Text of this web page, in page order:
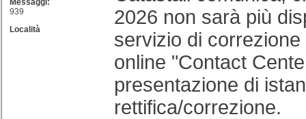
Messaggi:
939
Località
2026 non sarà più
servizio di
online "Contact
presentazione di
rettifica/correzione.